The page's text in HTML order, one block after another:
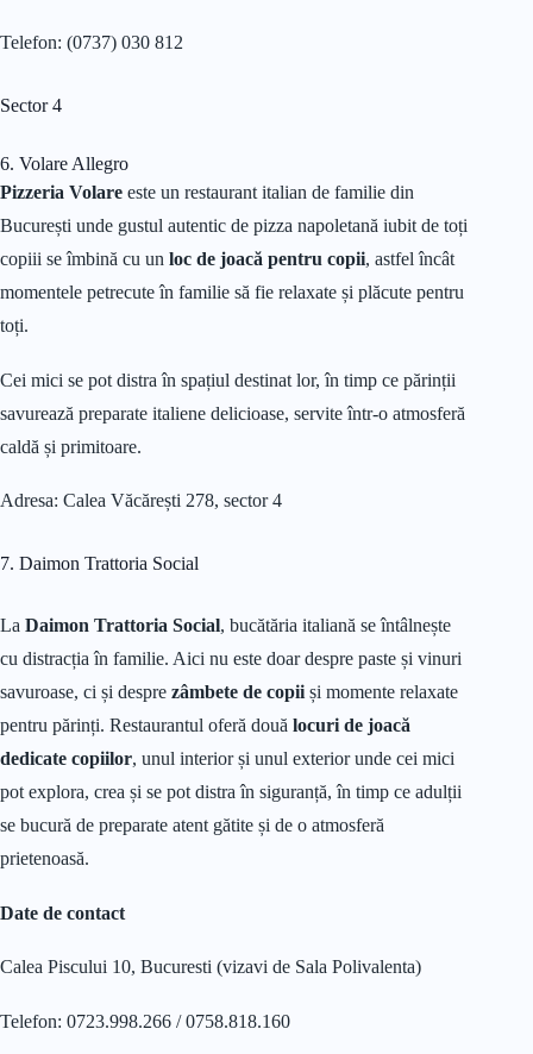
Telefon: (0737) 030 812
Sector 4
6. Volare Allegro
Pizzeria Volare este un restaurant italian de familie din
București unde gustul autentic de pizza napoletană iubit de toți
copiii se îmbină cu un loc de joacă pentru copii, astfel încât
momentele petrecute în familie să fie relaxate și plăcute pentru
toți.
Cei mici se pot distra în spațiul destinat lor, în timp ce părinții
savurează preparate italiene delicioase, servite într-o atmosferă
caldă și primitoare.
Adresa: Calea Văcărești 278, sector 4
7. Daimon Trattoria Social
La Daimon Trattoria Social, bucătăria italiană se întâlnește
cu distracția în familie. Aici nu este doar despre paste și vinuri
savuroase, ci și despre zâmbete de copii și momente relaxate
pentru părinți. Restaurantul oferă două locuri de joacă
dedicate copiilor, unul interior și unul exterior unde cei mici
pot explora, crea și se pot distra în siguranță, în timp ce adulții
se bucură de preparate atent gătite și de o atmosferă
prietenoasă.
Date de contact
Calea Piscului 10, Bucuresti (vizavi de Sala Polivalenta)
Telefon: 0723.998.266 / 0758.818.160